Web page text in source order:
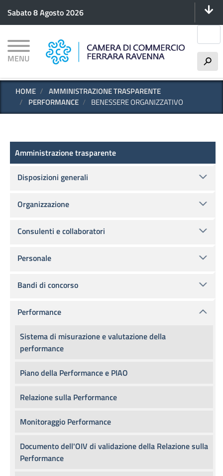
principale
Sabato 8 Agosto 2026
MENU h
HOME
AMMINISTRAZIONE TRASPARENTE
PERFORMANCE
BENESSERE ORGANIZZATIVO
Amministrazione trasparente
Amministrazione trasparente
Disposizioni generali
Organizzazione
Consulenti e collaboratori
Personale
Bandi di concorso
Performance
Sistema di misurazione e valutazione della
performance
Piano della Performance e PIAO
Relazione sulla Performance
Monitoraggio Performance
Documento dell'OIV di validazione della Relazione sulla
Performance